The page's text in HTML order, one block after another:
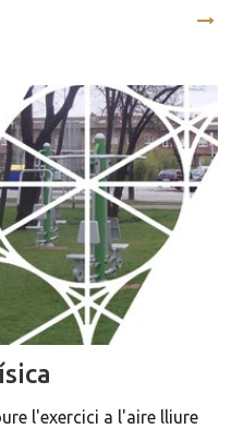
l'exercici a l'aire lliure